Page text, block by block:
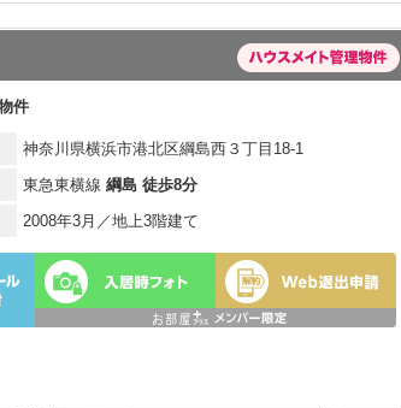
件
神奈川県横浜市港北区綱島西３丁目18-1
東急東横線 綱島 徒歩8分
2008年3月／地上3階建て